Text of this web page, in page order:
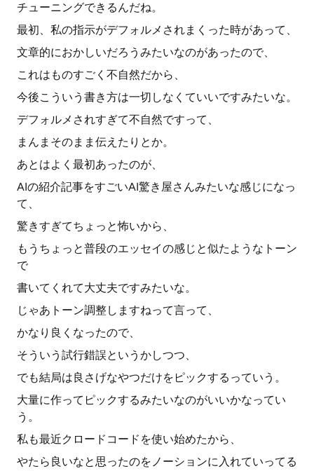
チューニングできるんだね。
最初、私の指示がデフォルメされまくった時があって、
文章的におかしいだろうみたいなのがあったので、
これはものすごく不自然だから、
今後こういう書き方は一切しなくていいですみたいな。
デフォルメされすぎて不自然ですって、
まんまそのまま伝えたりとか。
あとはよく最初あったのが、
AIの紹介記事をすごいAI驚き屋さんみたいな感じになっ
て、
驚きすぎてちょっと怖いから、
もうちょっと普段のエッセイの感じと似たようなトーン
で
書いてくれて大丈夫ですみたいな。
じゃあトーン調整しますねって言って、
かなり良くなったので、
そういう試行錯誤というかしつつ、
でも結局は良さげなやつだけをピックするっていう。
大量に作ってピックするみたいなのがいいかなってい
う。
私も最近クロードコードを使い始めたから、
やたら良いなと思ったのをノーションに入れていってる